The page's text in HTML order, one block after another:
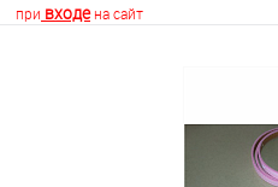
при входена сайт